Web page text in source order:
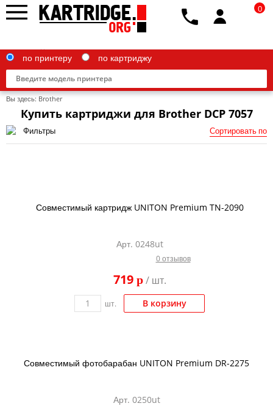
Konica Minolta
OKI
по принтеру по картриджу
0
Вы здесь: Brother
Купить картриджи для Brother DCP 7057
Фильтры Сортировать по
Совместимый картридж UNITON Premium TN-2090
Арт. 0248ut
0 отзывов
719 p/ шт.
шт. В корзину
Совместимый фотобарабан UNITON Premium DR-2275
Арт. 0250ut